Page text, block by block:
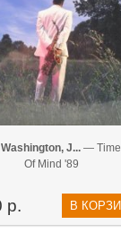
J... — Time
Of Mind '89
р. В